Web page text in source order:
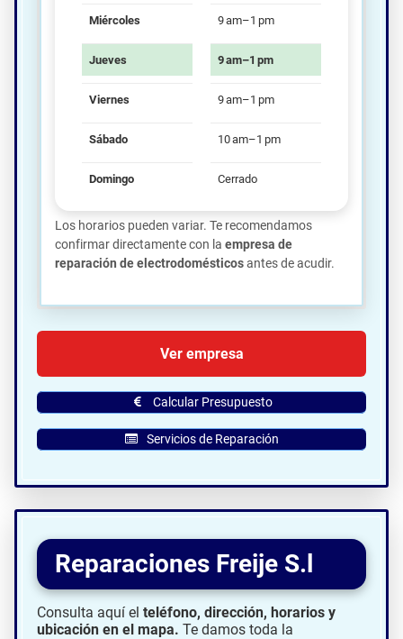
Miércoles 9 am–1 pm
Jueves 9 am–1 pm
Viernes 9 am–1 pm
Sábado 10 am–1 pm
Domingo Cerrado
Los horarios pueden variar. Te recomendamos
confirmar directamente con la empresa de
reparación de electrodomésticosantes de acudir.
🗺️ Ubicación de Norte
Electrodomésticos en Gijón:
Ver empresa
Calcular Presupuesto
Servicios de Reparación
Reparaciones Freije S.l
Consulta aquí el teléfono, dirección, horarios y
ubicación en el mapa. Te damos toda la